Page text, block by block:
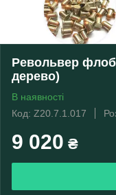
Револьвер
дерево)
В наявності
Код: Z20.7.1.017
9 020 ₴